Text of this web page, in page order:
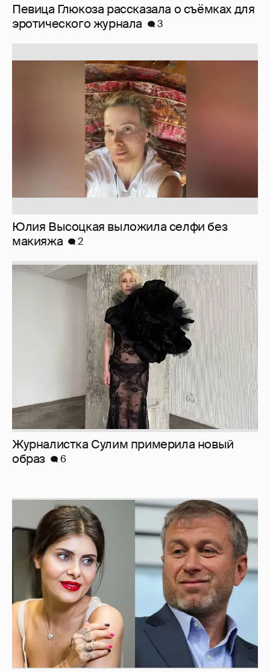
Певица Глюкоза рассказала о съёмках для
эротического журнала
3
Юлия Высоцкая выложила селфи без
макияжа
2
Журналистка Сулим примерила новый
образ
6